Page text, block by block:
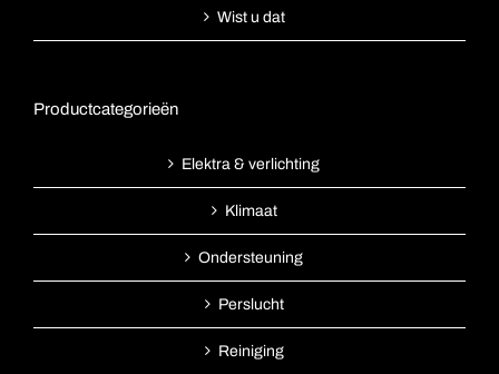
Wist u dat
Productcategorieën
Elektra & verlichting
Klimaat
Ondersteuning
Perslucht
Reiniging